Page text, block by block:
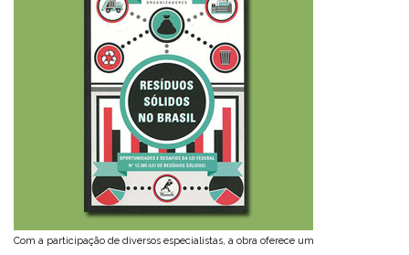
Com a participação de diversos especialistas, a obra oferece um